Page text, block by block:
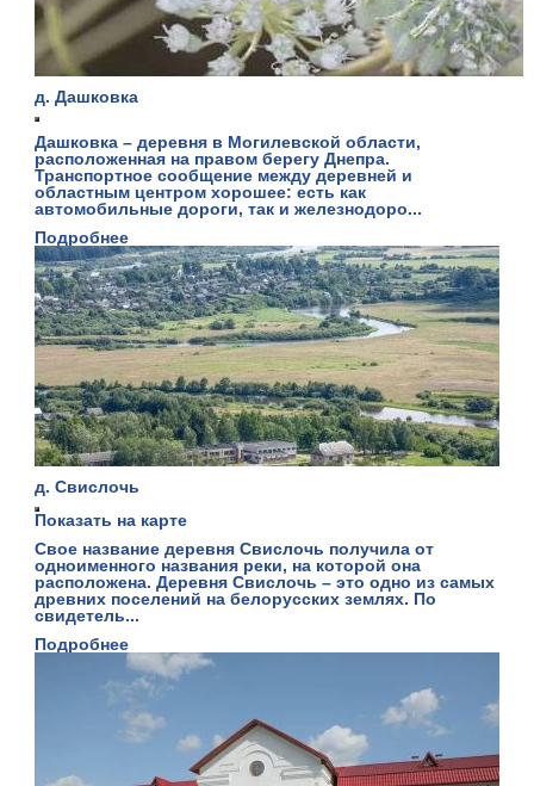
д. Дашковка
Дашковка – деревня в Могилевской области,
расположенная на правом берегу Днепра.
Транспортное сообщение между деревней и
областным центром хорошее: есть как
автомобильные дороги, так и железнодоро...
Подробнее
д. Свислочь
Показать на карте
Свое название деревня Свислочь получила от
одноименного названия реки, на которой она
расположена. Деревня Свислочь – это одно из самых
древних поселений на белорусских землях. По
свидетель...
Подробнее